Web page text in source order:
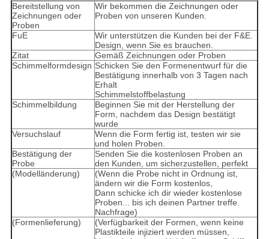
Bereitstellung von
Zeichnungen oder
Proben
Wir bekommen die Zeichnungen oder
Proben von unseren Kunden.
FuE
Wir unterstützen die Kunden bei der F&E.
Design, wenn Sie es brauchen.
Zitat
Gemäß Zeichnungen oder Proben
Schimmelformdesign Schicken Sie den Formenentwurf für die
Bestätigung innerhalb von 3 Tagen nach
Erhalt
Schimmelstoffbelastung
Schimmelbildung
Beginnen Sie mit der Herstellung der
Form, nachdem das Design bestätigt
wurde
Versuchslauf
Wenn die Form fertig ist, testen wir sie
und holen Proben.
Bestätigung der
Probe
Senden Sie die kostenlosen Proben an
den Kunden, um sicherzustellen, perfekt
(Modelländerung)
(Wenn die Probe nicht in Ordnung ist,
ändern wir die Form kostenlos,
Dann schicke ich dir wieder kostenlose
Proben... bis ich deinen Partner treffe.
Nachfrage)
(Formenlieferung)
(Verfügbarkeit der Formen, wenn keine
Plastikteile injiziert werden müssen,